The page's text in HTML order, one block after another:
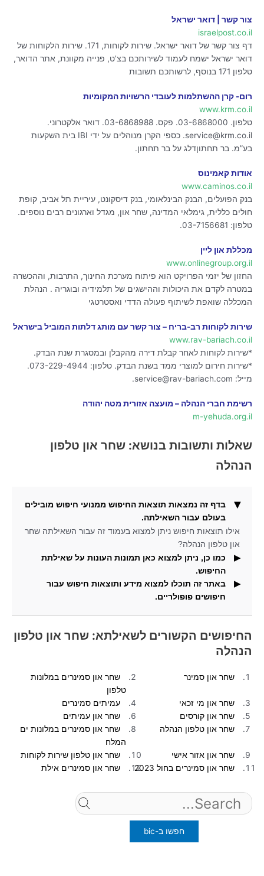
צור קשר | דואר ישראל
israelpost.co.il
דף צור קשר של דואר ישראל. שירות לקוחות, 171. שירות הלקוחות של
דואר ישראל ישמח לעמוד לשירותכם בצ’ט, פנייה מקוונת, אתר הדואר,
טלפון 171 בנוסף, לרשותכם תשובות
רום- קרן ההשתלמות לעובדי הרשויות המקומיות
www.krm.co.il
טלפון. 03-6868000. פקס. 03-6868988. דואר אלקטרוני.
service@krm.co.il. כספי הקרן מנוהלים על ידי IBI בית השקעות
בע”מ. בר תחתוןדלג על בר תחתון.
אודות קאמינוס
www.caminos.co.il
בנק הפועלים, הבנק הבינלאומי, בנק דיסקונט, עיריית תל אביב, קופת
חולים כללית, גימלאי המדינה, שחר און, מגדל וארגונים רבים נוספים.
טלפון: 03-7156681.
מכללת און ליין
www.onlinegroup.org.il
החזון של יזמי הפרויקט הוא פיתוח מערכת החינוך, התרבות, וההכשרה
במטרה לקדם את היכולות וההישגים של תלמידיה ובוגריה . הנהלת
המכללה שואפת לשיתוף פעולה הדדי ואסטרטגי
שירות לקוחות רב-בריח – צור קשר עם מותג דלתות המוביל בישראל
www.rav-bariach.co.il
*שירות לקוחות לאחר קבלת דירה מהקבלן ובמסגרת שנת הבדק.
*שירות חירום למוצרי ממד בשנת הבדק. טלפון: 073-229-4944.
מייל: service@rav-bariach.com.
רשימת חברי הנהלה – מועצה אזורית מטה יהודה
m-yehuda.org.il
שאלות ותשובות בנושא: שחר און טלפון
הנהלה
בדף זה נמצאות תוצאות החיפוש ממנועי חיפוש מובילים
בעולם עבור השאילתה.
אילו תוצאות חיפוש ניתן למצוא בעמוד זה עבור השאילתה שחר
און טלפון הנהלה?
כמו כן, ניתן למצוא כאן תמונות העונות על שאילתת
החיפוש.
אילו תוצאות חיפוש נוספים ניתן למצוא כאן עבור השאילתא
שחר און טלפון הנהלה?
באתר זה תוכלו למצוא מידע ותוצאות חיפוש עבור
חיפושים פופולריים.
החיפושים הקשורים לשאילתא: שחר און טלפון
הנהלה
שחר און סמינר
שחר און סמינרים במלונות
טלפון
שחר און מי זכאי
עמיתים סמינרים
שחר און קורסים
שחר און עמיתים
שחר און טלפון הנהלה
שחר און סמינרים במלונות ים
המלח
שחר און אזור אישי
שחר און טלפון שירות לקוחות
שחר און סמינרים בחול 2023
שחר און סמינרים אילת
for: